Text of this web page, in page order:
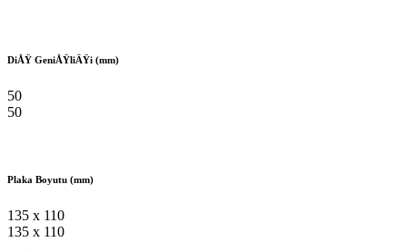
DiÅŸ GeniÅŸliÄŸi (mm)
50
50
Plaka Boyutu (mm)
135 x 110
135 x 110